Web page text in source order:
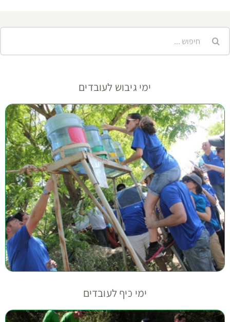
ימי גיבוש לעובדים
ימי כיף לעובדים